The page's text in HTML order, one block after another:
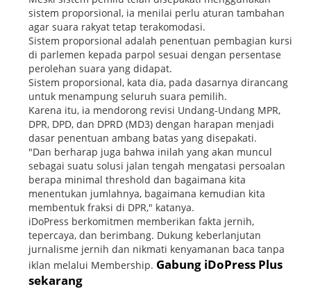
sistem proporsional, ia menilai perlu aturan tambahan
agar suara rakyat tetap terakomodasi.
Sistem proporsional adalah penentuan pembagian kursi
di parlemen kepada parpol sesuai dengan persentase
perolehan suara yang didapat.
Sistem proporsional, kata dia, pada dasarnya dirancang
untuk menampung seluruh suara pemilih.
Karena itu, ia mendorong revisi Undang-Undang MPR,
DPR, DPD, dan DPRD (MD3) dengan harapan menjadi
dasar penentuan ambang batas yang disepakati.
"Dan berharap juga bahwa inilah yang akan muncul
sebagai suatu solusi jalan tengah mengatasi persoalan
berapa minimal threshold dan bagaimana kita
menentukan jumlahnya, bagaimana kemudian kita
membentuk fraksi di DPR," katanya.
iDoPress berkomitmen memberikan fakta jernih,
tepercaya, dan berimbang. Dukung keberlanjutan
jurnalisme jernih dan nikmati kenyamanan baca tanpa
iklan melalui Membership. Gabung iDoPress Plus
sekarang